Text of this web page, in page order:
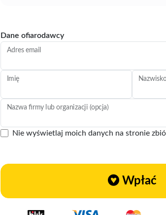
Dane ofiarodawcy
Adres email
Imię
Nazwa firmy lub organizacji (opcja)
Nie wyświetlaj moich danych na stronie
Kod pocztowy
Wpłać